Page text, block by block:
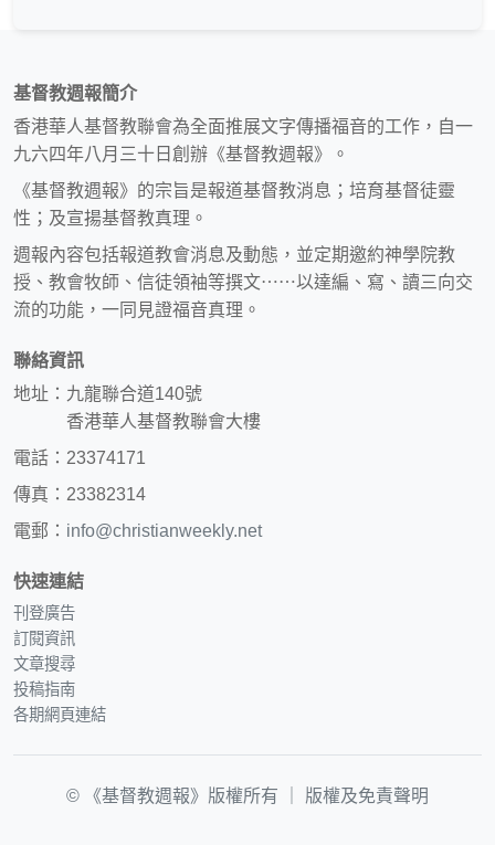
基督教週報簡介
香港華人基督教聯會為全面推展文字傳播福音的工作，自一
九六四年八月三十日創辦《基督教週報》。
《基督教週報》的宗旨是報道基督教消息；培育基督徒靈
性；及宣揚基督教真理。
週報內容包括報道教會消息及動態，並定期邀約神學院教
授、教會牧師、信徒領袖等撰文⋯⋯以達編、寫、讀三向交
流的功能，一同見證福音真理。
聯絡資訊
地址：九龍聯合道140號
香港華人基督教聯會大樓
電話：23374171
傳真：23382314
電郵： info@christianweekly.net
快速連結
刊登廣告
訂閱資訊
文章搜尋
投稿指南
各期網頁連結
© 《基督教週報》版權所有 ｜ 版權及免責聲明